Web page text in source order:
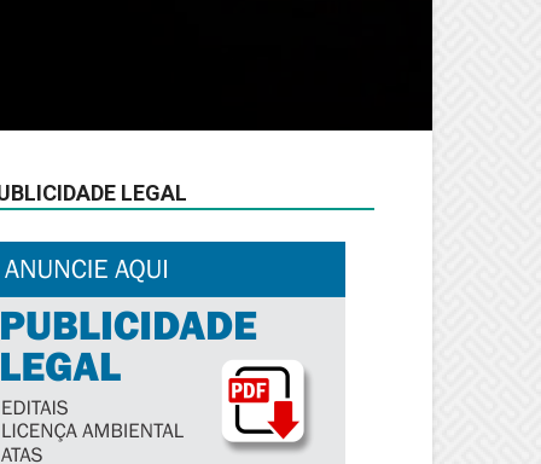
LEGAL